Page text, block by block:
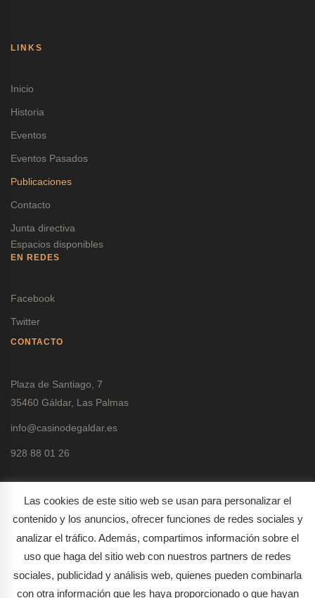
LINKS
Inicio
Historia
Eventos
Eventos Pasados
Publicaciones
Contacto
Junta directiva
Espacios disponibles
EN REDES
Facebook
Twitter
CONTACTO
Plaza de Santiago, 7
35460 Gáldar, Las Palmas
info@casinodegaldar.es
928 88 01 26
Política de protección de datos
Política de cookies
Las cookies de este sitio web se usan para personalizar el
contenido y los anuncios, ofrecer funciones de redes sociales y
analizar el tráfico. Además, compartimos información sobre el
uso que haga del sitio web con nuestros partners de redes
sociales, publicidad y análisis web, quienes pueden combinarla
con otra información que les haya proporcionado o que hayan